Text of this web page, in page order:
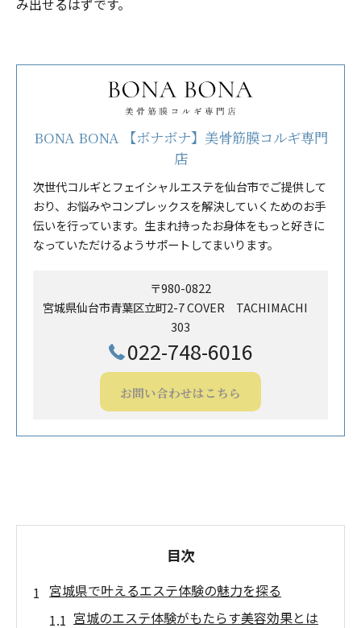
み出せるはずです。
BONA BONA 【ボナボナ】美骨筋膜コルギ専門
店
次世代コルギとフェイシャルエステを仙台市でご提供して
おり、お悩みやコンプレックスを解決していくためのお手
伝いを行っています。生まれ持ったお身体をもっと好きに
なっていただけるようサポートしてまいります。
〒980-0822
宮城県仙台市青葉区立町2-7 COVER TACHIMACHI
303
022-748-6016
お問い合わせはこちら
目次
宮城県で叶えるエステ体験の魅力を探る
宮城のエステ体験がもたらす美容効果とは